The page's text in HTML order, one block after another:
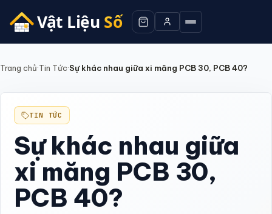
Trang chủ·Tin Tức·Sự khác nhau giữa xi măng PCB 30, PCB 40?
TIN TỨC
Sự khác nhau giữa
xi măng PCB 30,
PCB 40?